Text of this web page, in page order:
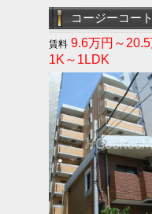
コージーコー
9.6万円～20.5
1K～1LDK